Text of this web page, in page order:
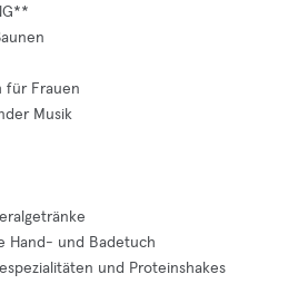
für Frauen
Musik
Hand- und Badetuch
und Proteinshakes